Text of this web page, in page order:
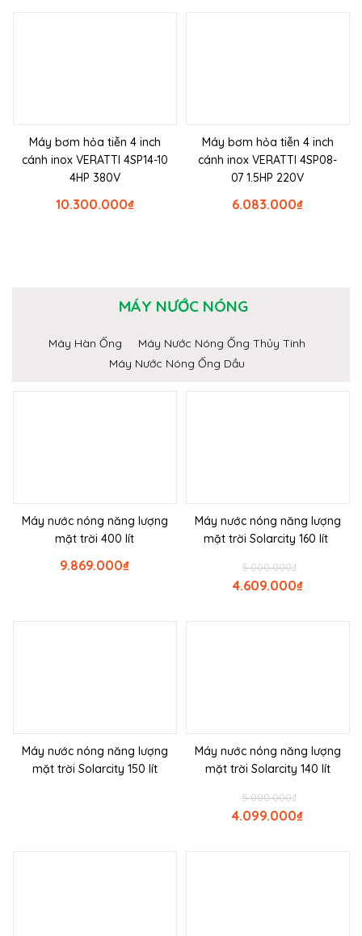
Máy bơm hỏa tiễn 4 inch
cánh inox VERATTI 4SP14-10
4HP 380V
₫
10.300.000
Máy bơm hỏa tiễn 4 inch
cánh inox VERATTI 4SP08-
07 1.5HP 220V
₫
6.083.000
MÁY NƯỚC NÓNG
Máy Hàn Ống
Máy Nước Nóng Ống Thủy Tinh
Máy Nước Nóng Ống Dầu
Máy nước nóng năng lượng
mặt trời 400 lít
₫
9.869.000
Máy nước nóng năng lượng
mặt trời Solarcity 160 lít
₫
5.000.000
₫
4.609.000
Máy nước nóng năng lượng
mặt trời Solarcity 150 lít
Máy nước nóng năng lượng
mặt trời Solarcity 140 lít
₫
5.000.000
₫
4.099.000